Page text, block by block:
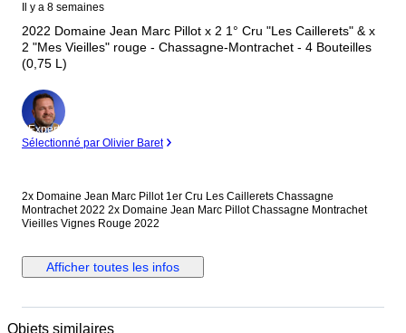
Il y a 8 semaines
2022 Domaine Jean Marc Pillot x 2 1° Cru "Les Caillerets" & x
2 "Mes Vieilles" rouge - Chassagne-Montrachet - 4 Bouteilles
(0,75 L)
Expert
Sélectionné par Olivier Baret
2x Domaine Jean Marc Pillot 1er Cru Les Caillerets Chassagne
Montrachet 2022 2x Domaine Jean Marc Pillot Chassagne Montrachet
Vieilles Vignes Rouge 2022
Afficher toutes les infos
Objets similaires